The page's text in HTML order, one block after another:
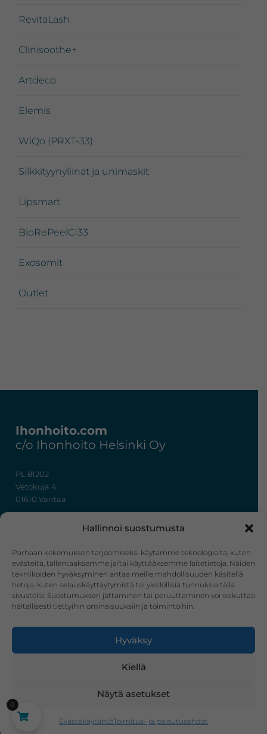
Hallinnoi suostumusta
Parhaan kokemuksen tarjoamiseksi käytämme teknologioita, kuten
evästeitä, tallentaaksemme ja/tai käyttääksemme laitetietoja. Näiden
tekniikoiden hyväksyminen antaa meille mahdollisuuden käsitellä
tietoja, kuten selauskäyttäytymistä tai yksilöllisiä tunnuksia tällä
sivustolla. Suostumuksen jättäminen tai peruuttaminen voi vaikuttaa
haitallisesti tiettyihin ominaisuuksiin ja toimintoihin.
Hyväksy
Kiellä
Näytä asetukset
EvästekäytäntöToimitus- ja palautusehdot
RevitaLash
Clinisoothe+
Artdeco
Elemis
WiQo (PRXT-33)
Silkkityynyliinat ja unimaskit
Lipsmart
BioRePeelCI33
Exosomit
Outlet
Ihonhoito.com
c/o Ihonhoito Helsinki Oy
PL 81202
Vetokuja 4
01610 Vantaa
info@ihonhoito.com
Facebook Instagram
Verkkokauppa
0